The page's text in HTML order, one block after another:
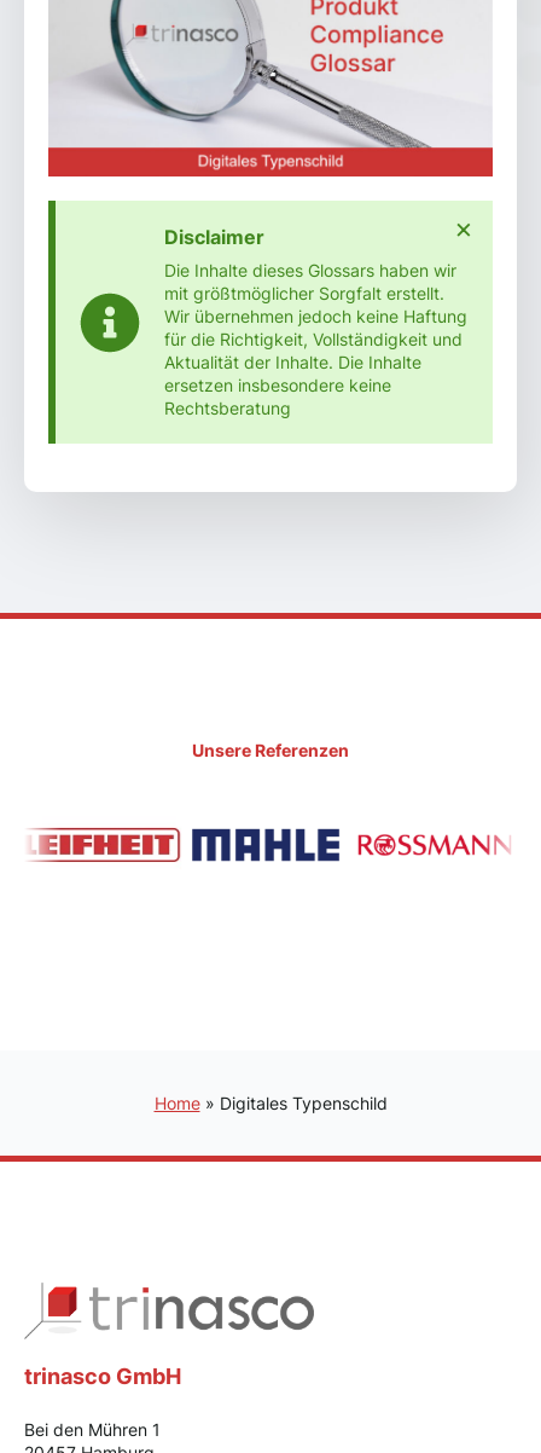
Disclaimer
Die Inhalte dieses Glossars haben wir
mit größtmöglicher Sorgfalt erstellt.
Wir übernehmen jedoch keine Haftung
für die Richtigkeit, Vollständigkeit und
Aktualität der Inhalte. Die Inhalte
ersetzen insbesondere keine
Rechtsberatung
×
Unsere Referenzen
Home» Digitales Typenschild
trinasco GmbH
Bei den Mühren 1